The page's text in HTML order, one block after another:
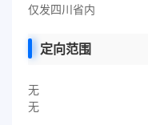
仅发四川省内
定向范围
无
无